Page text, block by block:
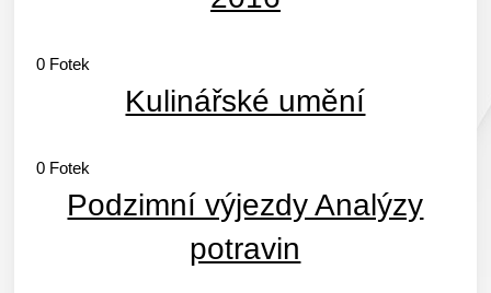
0 Fotek
Kulinářské umění
0 Fotek
Podzimní výjezdy Analýzy
potravin